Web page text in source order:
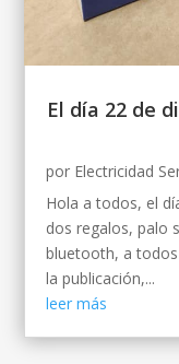
El día 22 de
por Electricidad
Hola a todos, el
dos regalos, palo
bluetooth, a
la publicación,...
leer más